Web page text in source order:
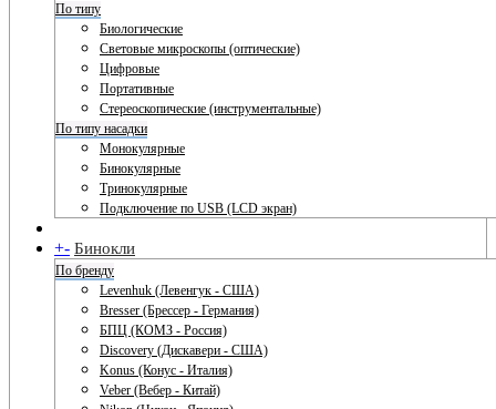
По типу
Биологические
Световые микроскопы (оптические)
Цифровые
Портативные
Стереоскопические (инструментальные)
По типу насадки
Монокулярные
Бинокулярные
Тринокулярные
Подключение по USB (LCD экран)
+- Бинокли
По бренду
Levenhuk (Левенгук - США)
Bresser (Брессер - Германия)
БПЦ (КОМЗ - Россия)
Discovery (Дискавери - США)
Konus (Конус - Италия)
Veber (Вебер - Китай)